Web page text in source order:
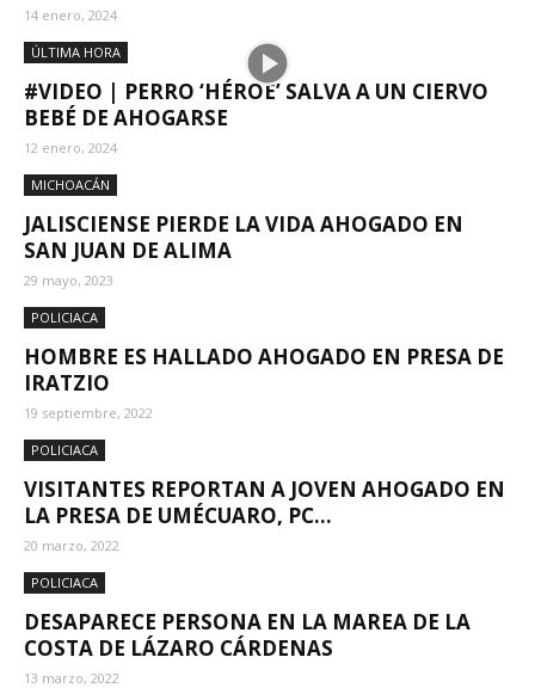
14 enero, 2024
ÚLTIMA HORA
#VIDEO | PERRO ‘HÉROE’ SALVA A UN CIERVO
BEBÉ DE AHOGARSE
12 enero, 2024
MICHOACÁN
JALISCIENSE PIERDE LA VIDA AHOGADO EN
SAN JUAN DE ALIMA
29 mayo, 2023
POLICIACA
HOMBRE ES HALLADO AHOGADO EN PRESA DE
IRATZIO
19 septiembre, 2022
POLICIACA
VISITANTES REPORTAN A JOVEN AHOGADO EN
LA PRESA DE UMÉCUARO, PC...
20 marzo, 2022
POLICIACA
DESAPARECE PERSONA EN LA MAREA DE LA
COSTA DE LÁZARO CÁRDENAS
13 marzo, 2022